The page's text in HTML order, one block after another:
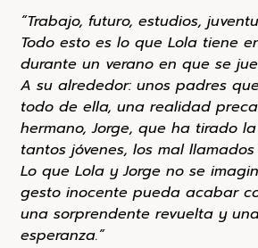
“Trabajo, futuro, estudios,
Todo esto es lo que Lola tiene
durante un verano en que se
A su alrededor: unos padres
todo de ella, una realidad
hermano, Jorge, que ha tirado
tantos jóvenes, los mal llamados
Lo que Lola y Jorge no se
gesto inocente pueda acabar
una sorprendente revuelta y
esperanza.”